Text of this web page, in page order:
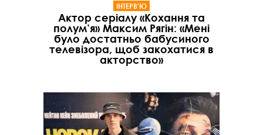
ІНТЕРВ'Ю
Актор серіалу «Кохання та
полум’я» Максим Рягін: «Мені
було достатньо бабусиного
телевізора, щоб закохатися в
акторство»